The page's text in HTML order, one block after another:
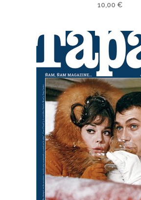
10,00 €